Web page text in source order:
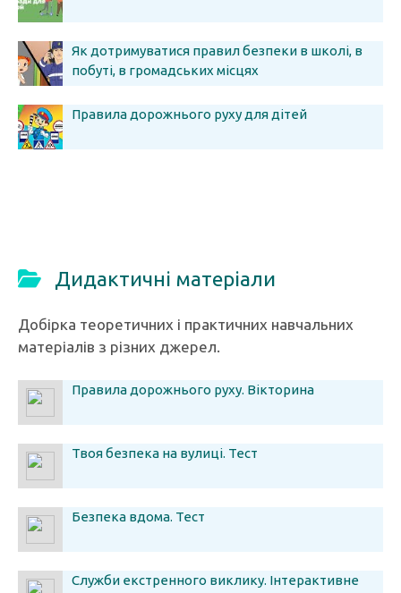
Як дотримуватися правил безпеки в школі, в
побуті, в громадських місцях
Правила дорожнього руху для дітей
Дидактичні матеріали
Добірка теоретичних і практичних навчальних
матеріалів з різних джерел.
Правила дорожнього руху. Вікторина
Твоя безпека на вулиці. Тест
Безпека вдома. Тест
Служби екстренного виклику. Інтерактивне